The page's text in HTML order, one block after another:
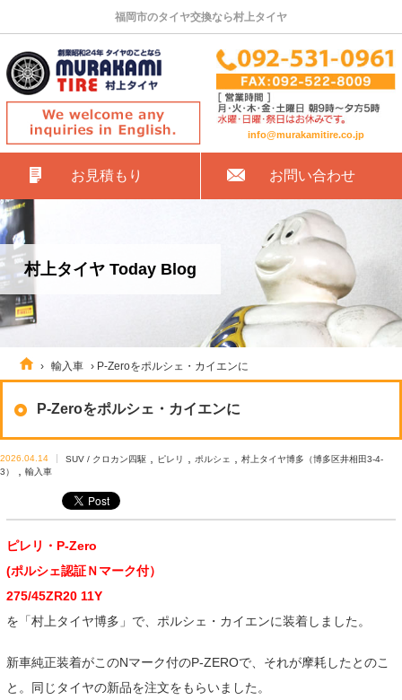
福岡市のタイヤ交換なら村上タイヤ
info@murakamitire.co.jp
お見積もり お問い合わせ
村上タイヤ Today Blog
› 輸入車 › P-Zeroをポルシェ・カイエンに
P-Zeroをポルシェ・カイエンに
2026.04.14 SUV / クロカン四駆, ピレリ ポルシェ
村上タイヤ博多（博多区井相田3-4-
3）
輸入車
ピレリ・P-Zero
(ポルシェ認証Ｎマーク付）
275/45ZR20 11Y
を「村上タイヤ博多」で、ポルシェ・カイエンに装着しました。
新車純正装着がこのNマーク付のP-ZEROで、それが摩耗したとのこ
と。同じタイヤの新品を注文をもらいました。